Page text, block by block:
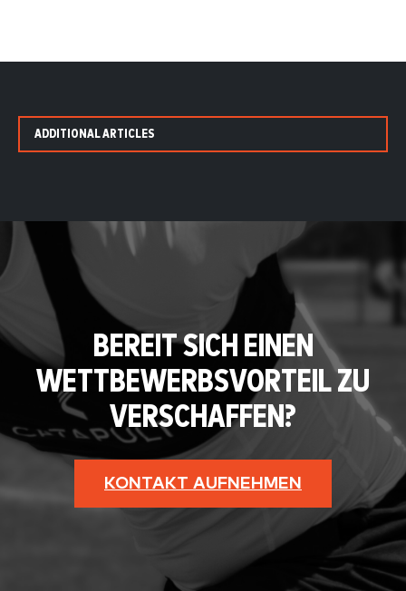
ADDITIONAL ARTICLES
BEREIT SICH EINEN
WETTBEWERBSVORTEIL ZU
VERSCHAFFEN?
KONTAKT AUFNEHMEN